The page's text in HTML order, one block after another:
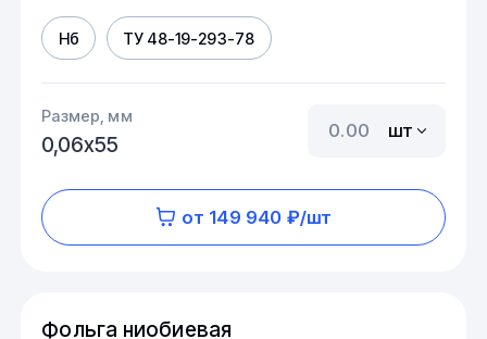
Нб ТУ 48-19-293-78
Размер, мм
0,06х55
шт
от 149 940 ₽/шт
Фольга ниобиевая